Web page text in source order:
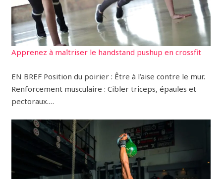
Apprenez à maîtriser le handstand pushup en crossfit
EN BREF Position du poirier : Être à l’aise contre le mur.
Renforcement musculaire : Cibler triceps, épaules et
pectoraux.…